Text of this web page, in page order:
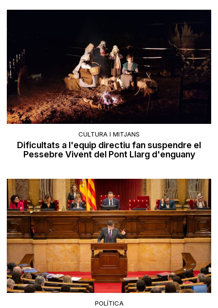
CULTURA I MITJANS
Dificultats a l'equip directiu fan suspendre el
Pessebre Vivent del Pont Llarg d'enguany
POLÍTICA